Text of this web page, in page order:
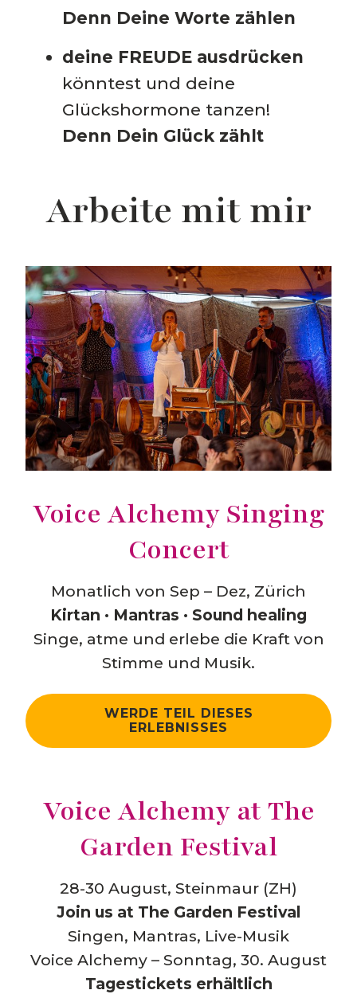
Denn Deine Worte zählen
deine FREUDE ausdrücken
könntest und deine
Glückshormone tanzen!
Denn Dein Glück zählt
Arbeite mit mir
Voice Alchemy Singing
Concert
Monatlich von Sep – Dez, Zürich
Kirtan · Mantras · Sound healing
Singe, atme und erlebe die Kraft von
Stimme und Musik.
WERDE TEIL DIESES
ERLEBNISSES
Voice Alchemy at The
Garden Festival
28-30 August, Steinmaur (ZH)
Join us at The Garden Festival
Singen, Mantras, Live-Musik
Voice Alchemy – Sonntag, 30. August
Tagestickets erhältlich